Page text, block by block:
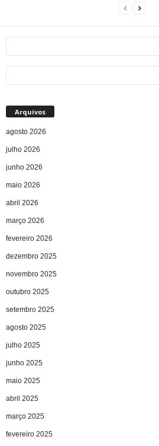
Arquivos
agosto 2026
julho 2026
junho 2026
maio 2026
abril 2026
março 2026
fevereiro 2026
dezembro 2025
novembro 2025
outubro 2025
setembro 2025
agosto 2025
julho 2025
junho 2025
maio 2025
abril 2025
março 2025
fevereiro 2025